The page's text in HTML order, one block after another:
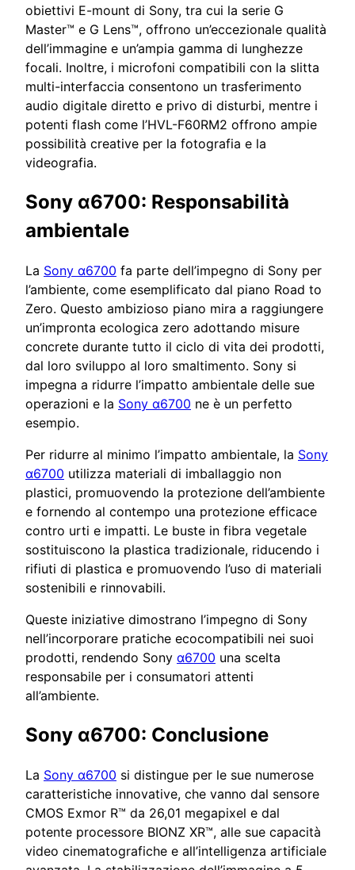
obiettivi E-mount di Sony, tra cui la serie G
Master™ e G Lens™, offrono un’eccezionale qualità
dell’immagine e un’ampia gamma di lunghezze
focali. Inoltre, i microfoni compatibili con la slitta
multi-interfaccia consentono un trasferimento
audio digitale diretto e privo di disturbi, mentre i
potenti flash come l’HVL-F60RM2 offrono ampie
possibilità creative per la fotografia e la
videografia.
Sony α6700: Responsabilità
ambientale
La Sony α6700 fa parte dell’impegno di Sony per
l’ambiente, come esemplificato dal piano Road to
Zero. Questo ambizioso piano mira a raggiungere
un’impronta ecologica zero adottando misure
concrete durante tutto il ciclo di vita dei prodotti,
dal loro sviluppo al loro smaltimento. Sony si
impegna a ridurre l’impatto ambientale delle sue
operazioni e la Sony α6700 ne è un perfetto
esempio.
Per ridurre al minimo l’impatto ambientale, la Sony
α6700 utilizza materiali di imballaggio non
plastici, promuovendo la protezione dell’ambiente
e fornendo al contempo una protezione efficace
contro urti e impatti. Le buste in fibra vegetale
sostituiscono la plastica tradizionale, riducendo i
rifiuti di plastica e promuovendo l’uso di materiali
sostenibili e rinnovabili.
Queste iniziative dimostrano l’impegno di Sony
nell’incorporare pratiche ecocompatibili nei suoi
prodotti, rendendo Sony α6700 una scelta
responsabile per i consumatori attenti
all’ambiente.
Sony α6700: Conclusione
La Sony α6700 si distingue per le sue numerose
caratteristiche innovative, che vanno dal sensore
CMOS Exmor R™ da 26,01 megapixel e dal
potente processore BIONZ XR™, alle sue capacità
video cinematografiche e all’intelligenza artificiale